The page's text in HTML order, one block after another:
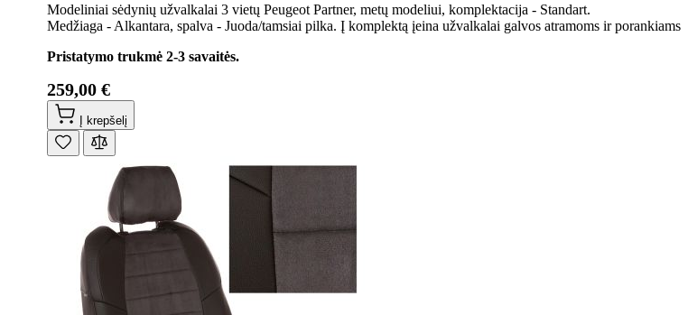
Modeliniai sėdynių užvalkalai 3 vietų Peugeot Partner, metų modeliui, komplektacija - Standart.
Medžiaga - Alkantara, spalva - Juoda/tamsiai pilka. Į komplektą įeina užvalkalai galvos atramoms ir porankiams
Pristatymo trukmė 2-3 savaitės.
259,00 €
Į krepšelį